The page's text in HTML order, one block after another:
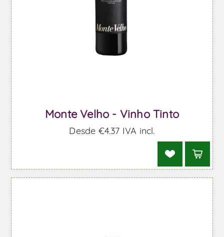
Monte Velho - Vinho Tinto
Desde €4,37 IVA incl.